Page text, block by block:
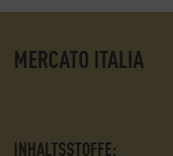
MERCATO ITALIA
INHALTSSTOFFE: